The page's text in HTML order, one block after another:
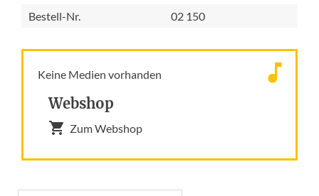
Bestell-Nr.
02 150
Keine Medien vorhanden
Webshop
Zum Webshop